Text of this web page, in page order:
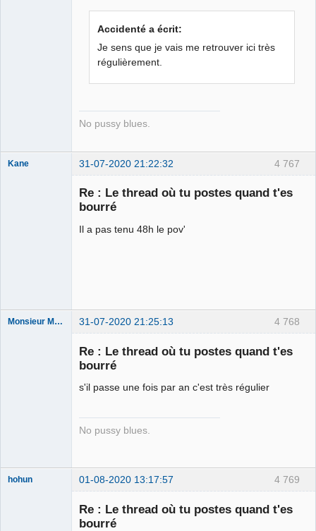
Accidenté a écrit:
Je sens que je vais me retrouver ici très
régulièrement.
No pussy blues.
4 767
Kane 31-07-2020 21:22:32
Re : Le thread où tu postes quand t'es
bourré
Il a pas tenu 48h le pov'
4 768
Monsieur Maurice 31-07-2020 21:25:13
Re : Le thread où tu postes quand t'es
bourré
s'il passe une fois par an c'est très régulier
No pussy blues.
4 769
hohun 01-08-2020 13:17:57
Re : Le thread où tu postes quand t'es
bourré